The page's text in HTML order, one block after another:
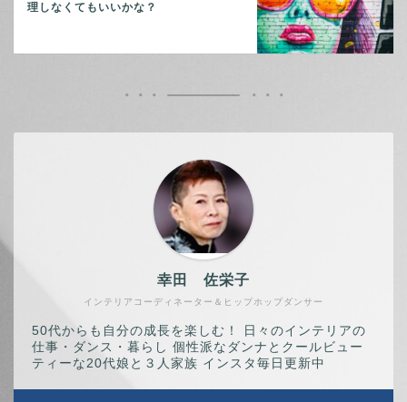
理しなくてもいいかな？
インテリアコーディネーター＆ヒップホップダンサー
幸田 佐栄子
50代からも自分の成長を楽しむ！ 日々のインテリアの
仕事・ダンス・暮らし 個性派なダンナとクールビュー
ティーな20代娘と３人家族 インスタ毎日更新中